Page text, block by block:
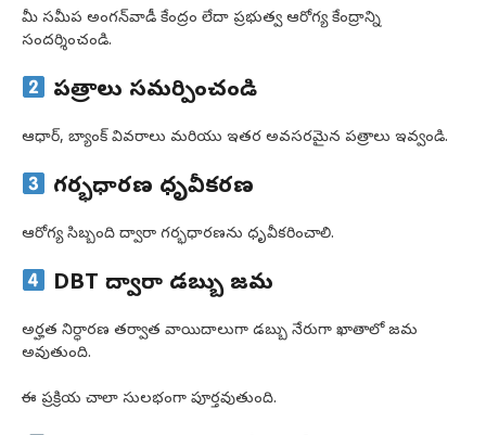
మీ సమీప అంగన్‌వాడీ కేంద్రం లేదా ప్రభుత్వ ఆరోగ్య కేంద్రాన్ని
సందర్శించండి.
పత్రాలు సమర్పించండి
ఆధార్, బ్యాంక్ వివరాలు మరియు ఇతర అవసరమైన పత్రాలు ఇవ్వండి.
గర్భధారణ ధృవీకరణ
ఆరోగ్య సిబ్బంది ద్వారా గర్భధారణను ధృవీకరించాలి.
DBT ద్వారా డబ్బు జమ
అర్హత నిర్ధారణ తర్వాత వాయిదాలుగా డబ్బు నేరుగా ఖాతాలో జమ
అవుతుంది.
ఈ ప్రక్రియ చాలా సులభంగా పూర్తవుతుంది.